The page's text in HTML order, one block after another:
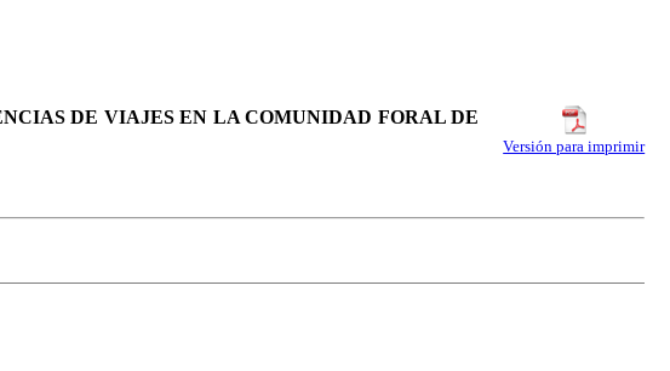
Versión para imprimir
DE VIAJES EN LA COMUNIDAD FORAL DE